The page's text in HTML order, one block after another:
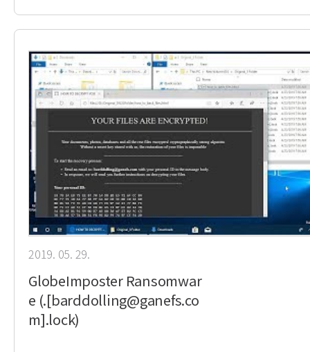
2019. 05. 29.
GlobeImposter Ransomwar
e (.[barddolling@ganefs.co
m].lock)